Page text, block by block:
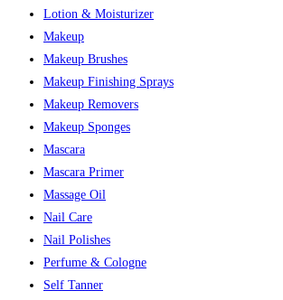
Lotion & Moisturizer
Makeup
Makeup Brushes
Makeup Finishing Sprays
Makeup Removers
Makeup Sponges
Mascara
Mascara Primer
Massage Oil
Nail Care
Nail Polishes
Perfume & Cologne
Self Tanner